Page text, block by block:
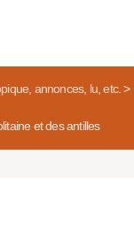
annonces, lu, etc.>
et des antilles